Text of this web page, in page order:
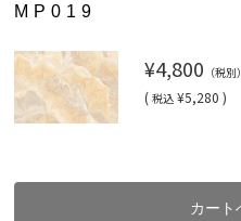
MP019
¥4,800 （税別）
( 税込 ¥5,280 )